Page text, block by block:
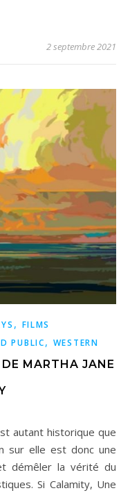
2 septembre 2021
, FILMS
PUBLIC, WESTERN
MARTHA JANE
sur elle est donc une
démêler la vérité du
Si Calamity, Une